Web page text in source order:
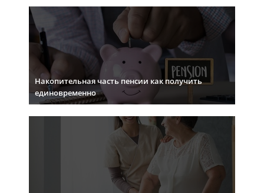
Накопительная часть пенсии как получить
единовременно